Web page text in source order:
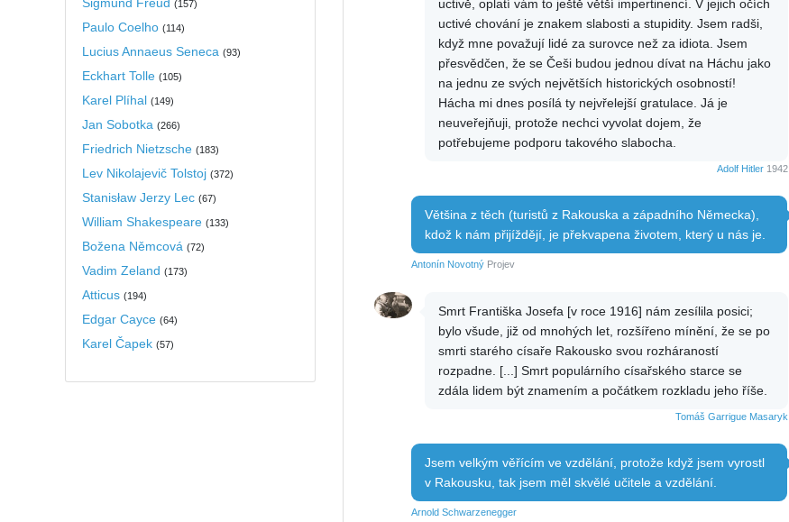
(157)
Paulo Coelho (114)
Lucius Annaeus Seneca (93)
Eckhart Tolle (105)
Karel Plíhal (149)
Jan Sobotka (266)
Friedrich Nietzsche (183)
Lev Nikolajevič Tolstoj (372)
Stanisław Jerzy Lec (67)
William Shakespeare (133)
Božena Němcová (72)
Vadim Zeland (173)
Atticus (194)
Edgar Cayce (64)
Karel Čapek (57)
uctivě, oplatí vám to ještě větší impertinencí. V jejich očích
uctivé chování je znakem slabosti a stupidity. Jsem radši,
když mne považují lidé za surovce než za idiota. Jsem
přesvědčen, že se Češi budou jednou dívat na Háchu jako
na jednu ze svých největších historických osobností!
Hácha mi dnes posílá ty nejvřelejší gratulace. Já je
neuveřejňuji, protože nechci vyvolat dojem, že
potřebujeme podporu takového slabocha.
Adolf Hitler1942
Většina z těch (turistů z Rakouska a západního Německa),
kdož k nám přijíždějí, je překvapena životem, který u nás je.
Antonín NovotnýProjev
Smrt Františka Josefa [v roce 1916] nám zesílila posici;
bylo všude, již od mnohých let, rozšířeno mínění, že se po
smrti starého císaře Rakousko svou rozháraností
rozpadne. [...] Smrt populárního císařského starce se
zdála lidem být znamením a počátkem rozkladu jeho říše.
Tomáš Garrigue Masaryk
Jsem velkým věřícím ve vzdělání, protože když jsem vyrostl
v Rakousku, tak jsem měl skvělé učitele a vzdělání.
Arnold Schwarzenegger